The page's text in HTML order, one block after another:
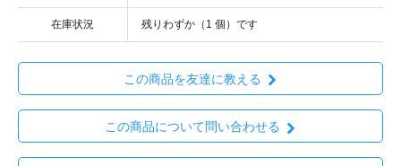
在庫状況 残りわずか（1 個）です
この商品を友達に教える
この商品について問い合わせる